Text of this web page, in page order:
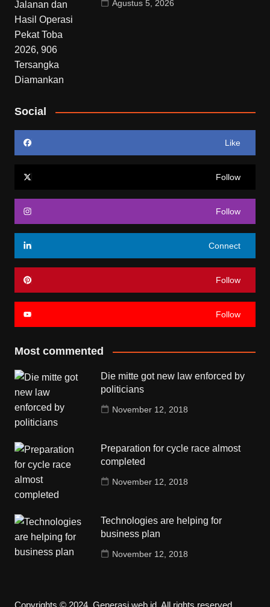
Agustus 5, 2026
Social
Like
Follow
Follow
Connect
Follow
Follow
Most commented
Die mitte got new law enforced by
politicians
November 12, 2018
Preparation for cycle race almost
completed
November 12, 2018
Technologies are helping for
business plan
November 12, 2018